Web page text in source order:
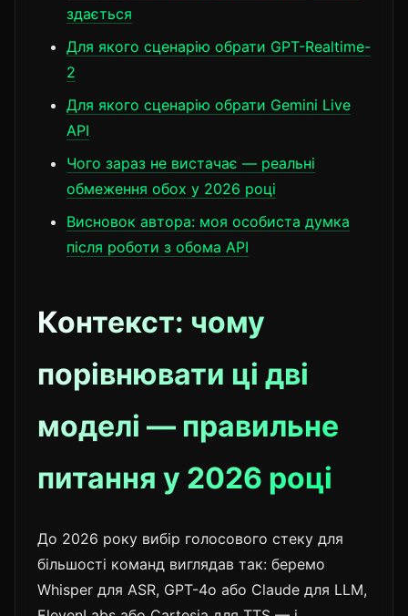
здається
Для якого сценарію обрати GPT-Realtime-
2
Для якого сценарію обрати Gemini Live
API
Чого зараз не вистачає — реальні
обмеження обох у 2026 році
Висновок автора: моя особиста думка
після роботи з обома API
Контекст: чому
порівнювати ці дві
моделі — правильне
питання у 2026 році
До 2026 року вибір голосового стеку для
більшості команд виглядав так: беремо
Whisper для ASR, GPT-4o або Claude для LLM,